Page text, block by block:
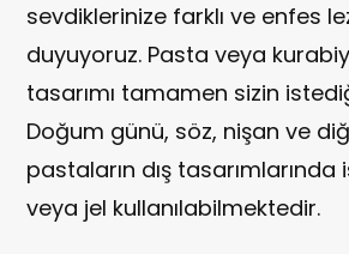
sevdiklerinize farklı ve enfes
duyuyoruz. Pasta veya
tasarımı tamamen sizin
Doğum günü, söz, nişan ve
pastaların dış
veya jel kullanılabilmektedir.